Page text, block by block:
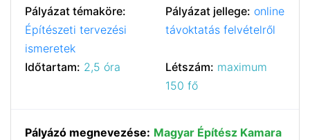
Pályázat témaköre:
Építészeti tervezési
ismeretek
Pályázat jellege: online
távoktatás felvételről
Időtartam: 2,5 óra Létszám: maximum
150 fő
Pályázó megnevezése: Magyar Építész Kamara